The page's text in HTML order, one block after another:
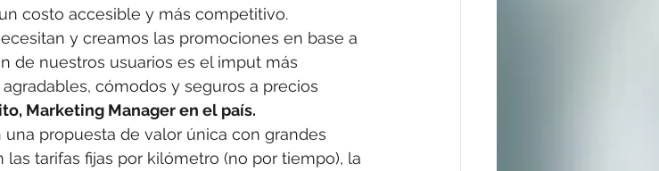
costo accesible y más competitivo.
y creamos las promociones en base a
de nuestros usuarios es el imput más
cómodos y seguros a precios
Marketing Manager en el país.
propuesta de valor única con grandes
tarifas fijas por kilómetro (no por tiempo), la